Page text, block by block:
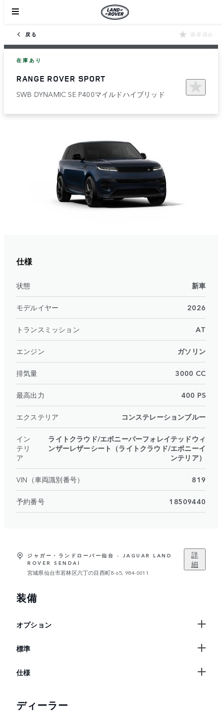
戻る 保存済み
在庫あり
RANGE ROVER SPORT
SWB DYNAMIC SE P400マイルドハイブリッド
仕様
状態 新車
モデルイヤー 2026
トランスミッション AT
エンジン ガソリン
排気量 3000 CC
最高出力 400 PS
エクステリア コンステレーションブルー
イン
テリ
ア
ライトクラウド/エボニーパーフォレイテッドウィ
ンザーレザーシート（ライトクラウド/エボニーイ
ンテリア）
VIN（車両識別番号） 819
予約番号 18509440
ジャガー・ランドローバー仙台 - JAGUAR LAND
ROVER SENDAI
宮城県仙台市若林区六丁の目西町8-65, 984-0011
詳
細
装備
オプション
標準
仕様
ディーラー